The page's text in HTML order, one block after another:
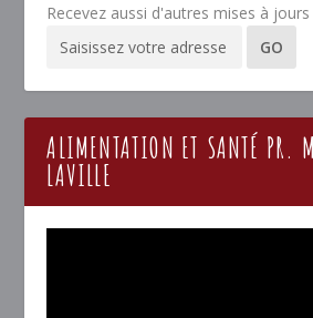
Recevez aussi d'autres mises à
ALIMENTATION ET SANTÉ PR.
LAVILLE